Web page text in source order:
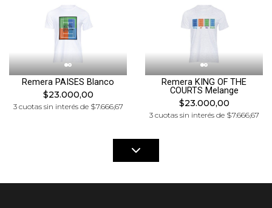
Remera PAISES Blanco
$23.000,00
3 cuotas sin interés de $7.666,67
Remera KING OF THE
COURTS Melange
$23.000,00
3 cuotas sin interés de $7.666,67